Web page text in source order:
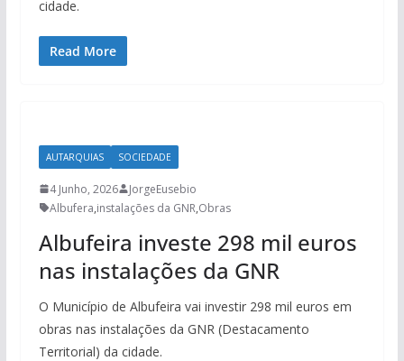
cidade.
Read More
AUTARQUIAS SOCIEDADE
4 Junho, 2026
JorgeEusebio
Albufera,instalações da GNR,Obras
Albufeira investe 298 mil euros
nas instalações da GNR
O Município de Albufeira vai investir 298 mil euros em
obras nas instalações da GNR (Destacamento
Territorial) da cidade.